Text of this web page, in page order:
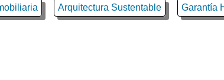
Arquitectura Sustentable Garantía